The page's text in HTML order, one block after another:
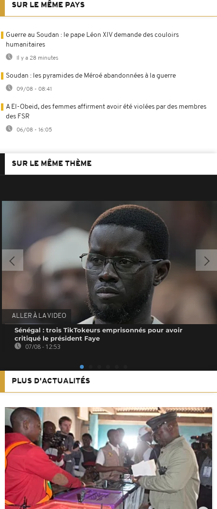
SUR LE MÊME PAYS
Guerre au Soudan : le pape Léon XIV demande des couloirs
humanitaires
Il y a 28 minutes
Soudan : les pyramides de Méroé abandonnées à la guerre
09/08 - 08:41
A El-Obeid, des femmes affirment avoir été violées par des membres
des FSR
06/08 - 16:05
SUR LE MÊME THÈME
ALLER À LA VIDEO
Sénégal : trois TikTokeurs emprisonnés pour avoir
critiqué le président Faye
07/08 - 12:53
PLUS D'ACTUALITÉS